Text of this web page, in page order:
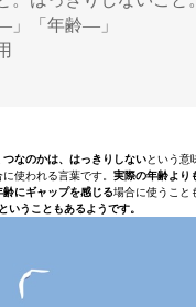
」「年齢―」
つなのかは、はっきりしないという意
使われる言葉です。 実際の年齢より
齢にギャップを感じる場合に使うこと
いうこともあるようです。